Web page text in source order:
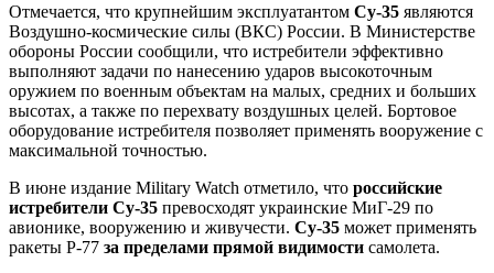
Отмечается, что крупнейшим эксплуатантом Су-35 являются
Воздушно-космические силы (ВКС) России. В Министерстве
обороны России сообщили, что истребители эффективно
выполняют задачи по нанесению ударов высокоточным
оружием по военным объектам на малых, средних и больших
высотах, а также по перехвату воздушных целей. Бортовое
оборудование истребителя позволяет применять вооружение с
максимальной точностью.
В июне издание Military Watch отметило, что российские
истребители Су-35 превосходят украинские МиГ-29 по
авионике, вооружению и живучести. Су-35 может применять
ракеты Р-77 за пределами прямой видимости самолета.